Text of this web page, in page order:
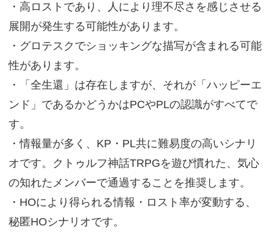
・高ロストであり、人により理不尽さを感じさせる
展開が発生する可能性があります。
・グロテスクでショッキングな描写が含まれる可能
性があります。
・「全生還」は存在しますが、それが「ハッピーエ
ンド」であるかどうかはPCやPLの認識がすべてで
す。
・情報量が多く、KP・PL共に難易度の高いシナリ
オです。クトゥルフ神話TRPGを遊び慣れた、気心
の知れたメンバーで通過することを推奨します。
・HOにより得られる情報・ロスト率が変動する、
秘匿HOシナリオです。